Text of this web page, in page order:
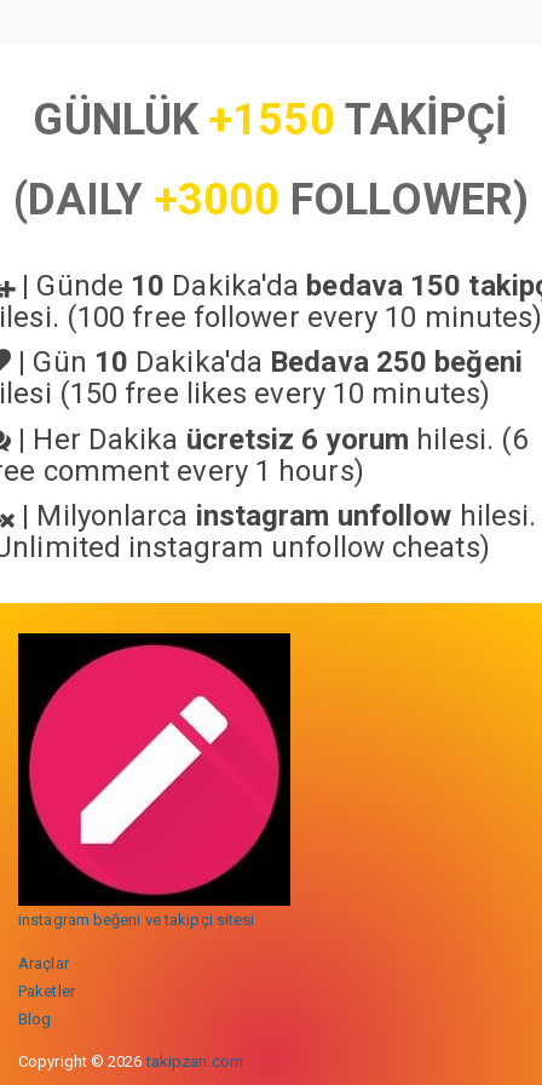
GÜNLÜK+1550 TAKİPÇİ
(DAILY +3000 FOLLOWER)
| Günde 10 Dakika'da bedava 150
(100 free follower every 10 minutes)
| Gün 10 Dakika'da Bedava 250 beğeni
(150 free likes every 10 minutes)
| Her Dakika ücretsiz 6 yorum hilesi. (6
comment every 1 hours)
| Milyonlarca instagram unfollow hilesi.
instagram unfollow cheats)
instagram beğeni ve takipçi sitesi
Araçlar
Paketler
Blog
Copyright © 2026takipzan.com